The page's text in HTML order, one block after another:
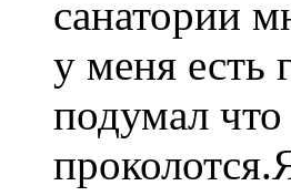
санатории
у меня есть
подумал